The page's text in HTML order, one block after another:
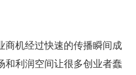
商机经过快速的传播瞬间成
和利润空间让很多创业者蠢